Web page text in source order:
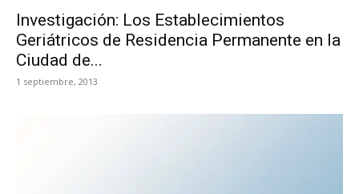
Investigación: Los Establecimientos
Geriátricos de Residencia Permanente en la
Ciudad de...
1 septiembre, 2013